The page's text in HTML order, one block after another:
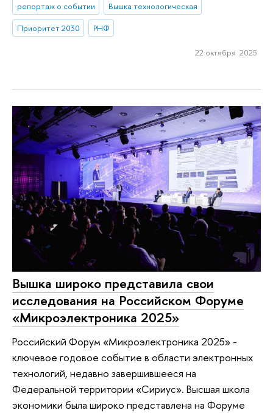
репортаж о событии
Вышка технологическая
Приоритет 2030
РНФ
22 октября 2025
Вышка широко представила свои
исследования на Российском Форуме
«Микроэлектроника 2025»
Российский Форум «Микроэлектроника 2025» -
ключевое годовое событие в области электронных
технологий, недавно завершившееся на
Федеральной территории «Сириус». Высшая школа
экономики была широко представлена на Форуме